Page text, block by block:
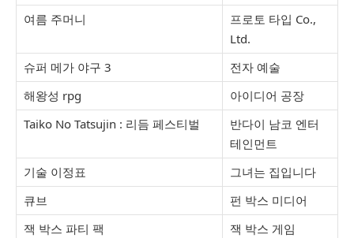
여름 주머니
프로토 타입 Co.,
Ltd.
슈퍼 메가 야구 3
전자 예술
해왕성 rpg
아이디어 공장
Taiko No Tatsujin : 리듬 페스티벌
반다이 남코 엔터
테인먼트
기술 이정표
그녀는 집입니다
큐브
펀 박스 미디어
잭 박스 파티 팩
잭 박스 게임